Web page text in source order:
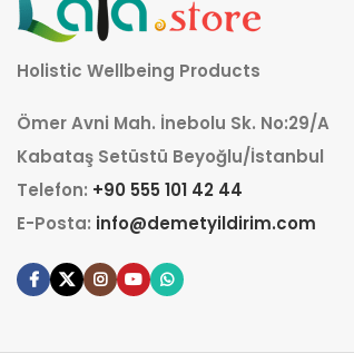
Holistic Wellbeing Products
Ömer Avni Mah. İnebolu Sk. No:29/A
Kabataş Setüstü Beyoğlu/İstanbul
Telefon: +90 555 101 42 44
E-Posta: info@demetyildirim.com